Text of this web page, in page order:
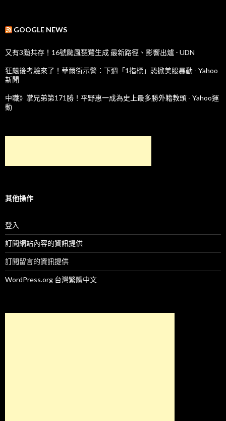
GOOGLE NEWS
又有3颱共存！16號颱風琵鷺生成 最新路徑、影響出爐 - UDN
狂飆後考驗來了！華爾街示警：下週「1指標」恐掀美股暴動 - Yahoo
新聞
中職》掌兄弟第171勝！平野惠一成為史上最多勝外籍教頭 - Yahoo運
動
其他操作
登入
訂閱網站內容的資訊提供
訂閱留言的資訊提供
WordPress.org 台灣繁體中文